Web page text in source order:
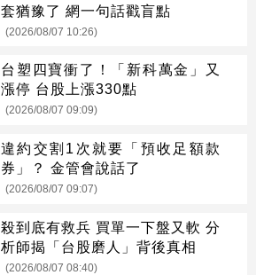
套猶豫了 網一句話戳盲點
(2026/08/07 10:26)
台塑四寶衝了！「新科萬金」又
漲停 台股上漲330點
(2026/08/07 09:09)
違約交割1次就要「預收足額款
券」？ 金管會說話了
(2026/08/07 09:07)
殺到底有救兵 買單一下盤又軟 分
析師揭「台股磨人」背後真相
(2026/08/07 08:40)